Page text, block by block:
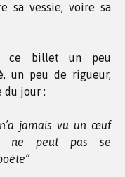
sa vessie, voire sa
ce billet un peu
un peu de rigueur,
du jour :
jamais vu un œuf
ne peut pas se